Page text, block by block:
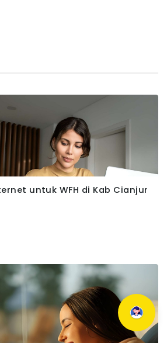
untuk WFH di Kab Cianjur